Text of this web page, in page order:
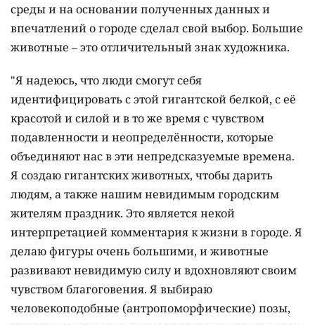
среды и на основании полученных данных и
впечатлений о городе сделал свой выбор. Большие
животные – это отличительный знак художника.
"Я надеюсь, что люди смогут себя
идентифицировать с этой гигантской белкой, с её
красотой и силой и в то же время с чувством
подавленности и неопределённости, которые
объединяют нас в эти непредсказуемые времена.
Я создаю гигантских животных, чтобы дарить
людям, а также нашим невидимым городским
жителям праздник. Это является некой
интерпретацией комментария к жизни в городе. Я
делаю фигуры очень большими, и животные
развивают невидимую силу и вдохновляют своим
чувством благоговения. Я выбираю
человекоподобные (антропоморфические) позы,